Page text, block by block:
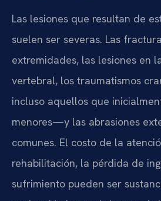
Las lesiones que resultan de
suelen ser severas. Las
extremidades, las lesiones en
vertebral, los traumatismos
incluso aquellos que
menores—y las abrasiones
comunes. El costo de la
rehabilitación, la pérdida de
sufrimiento pueden ser